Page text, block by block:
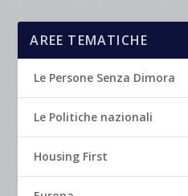
AREE TEMATICHE
Le Persone Senza Dimora
Le Politiche nazionali
Housing First